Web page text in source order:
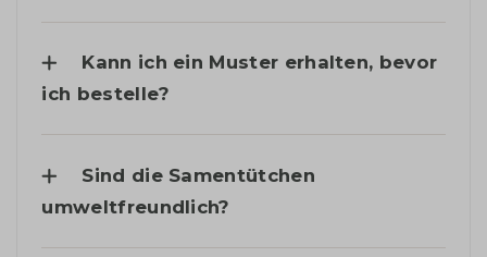
Kann ich ein Muster erhalten, bevor
ich bestelle?
Sind die Samentütchen
umweltfreundlich?